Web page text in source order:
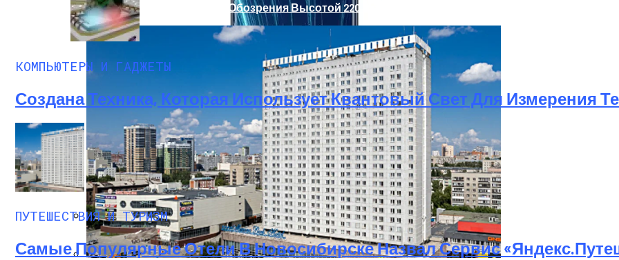
Смартфон Archos 50d Oxygen Ожидается В Конце Весеннего Периода
Футуристическое Колесо Обозрения Высотой 220 Метров Построят В Сеуле
КОМПЬЮТЕРЫ И ГАДЖЕТЫ
Создана Техника, Которая Использует Квантовый Свет Для Измерения
ПУТЕШЕСТВИЯ И ТУРИЗМ
Самые Популярные Отели В Новосибирске Назвал Сервис